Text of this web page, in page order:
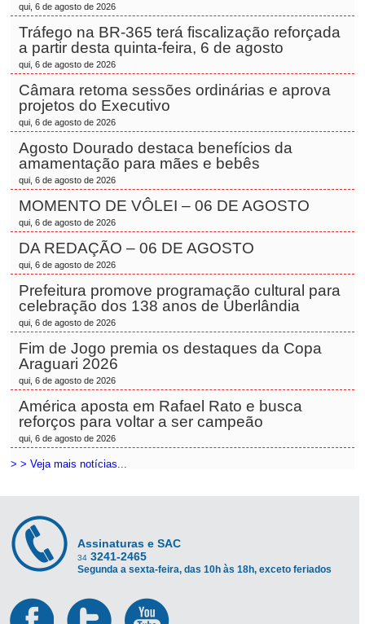
qui, 6 de agosto de 2026
Tráfego na BR-365 terá fiscalização reforçada
a partir desta quinta-feira, 6 de agosto
qui, 6 de agosto de 2026
Câmara retoma sessões ordinárias e aprova
projetos do Executivo
qui, 6 de agosto de 2026
Agosto Dourado destaca benefícios da
amamentação para mães e bebês
qui, 6 de agosto de 2026
MOMENTO DE VÔLEI – 06 DE AGOSTO
qui, 6 de agosto de 2026
DA REDAÇÃO – 06 DE AGOSTO
qui, 6 de agosto de 2026
Prefeitura promove programação cultural para
celebração dos 138 anos de Uberlândia
qui, 6 de agosto de 2026
Fim de Jogo premia os destaques da Copa
Araguari 2026
qui, 6 de agosto de 2026
América aposta em Rafael Rato e busca
reforços para voltar a ser campeão
qui, 6 de agosto de 2026
> > Veja mais notícias...
Assinaturas e SAC
34 3241-2465
Segunda a sexta-feira, das 10h às 18h, exceto feriados